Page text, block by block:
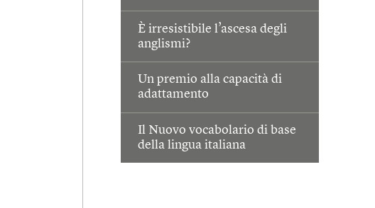
È irresistibile l’ascesa degli
anglismi?
Un premio alla capacità di
adattamento
Il Nuovo vocabolario di base
della lingua italiana